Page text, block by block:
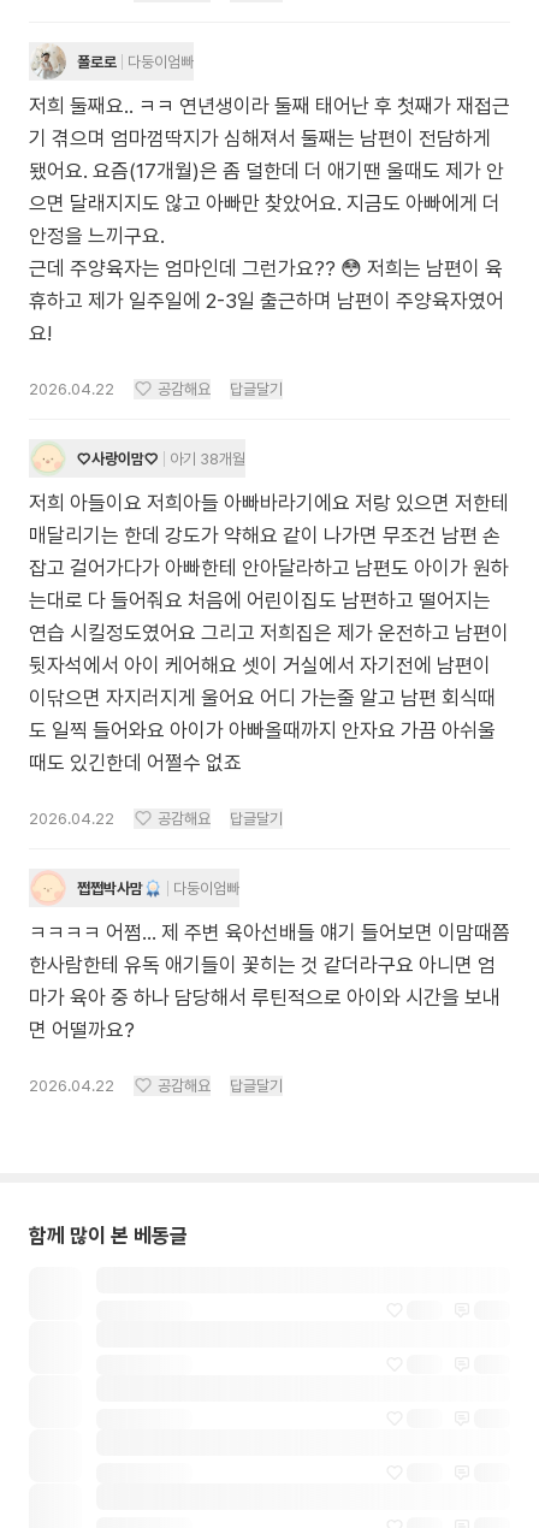
폴로로 다둥이엄빠
저희 둘째요.. ㅋㅋ 연년생이라 둘째 태어난 후 첫째가 재접근
기 겪으며 엄마껌딱지가 심해져서 둘째는 남편이 전담하게
됐어요. 요즘(17개월)은 좀 덜한데 더 애기땐 울때도 제가 안
으면 달래지지도 않고 아빠만 찾았어요. 지금도 아빠에게 더
안정을 느끼구요.
근데 주양육자는 엄마인데 그런가요?? 😳 저희는 남편이 육
휴하고 제가 일주일에 2-3일 출근하며 남편이 주양육자였어
요!
2026.04.22 공감해요 답글달기
♡사랑이맘♡ 아기 38개월
저희 아들이요 저희아들 아빠바라기에요 저랑 있으면 저한테
매달리기는 한데 강도가 약해요 같이 나가면 무조건 남편 손
잡고 걸어가다가 아빠한테 안아달라하고 남편도 아이가 원하
는대로 다 들어줘요 처음에 어린이집도 남편하고 떨어지는
연습 시킬정도였어요 그리고 저희집은 제가 운전하고 남편이
뒷자석에서 아이 케어해요 셋이 거실에서 자기전에 남편이
이닦으면 자지러지게 울어요 어디 가는줄 알고 남편 회식때
도 일찍 들어와요 아이가 아빠올때까지 안자요 가끔 아쉬울
때도 있긴한데 어쩔수 없죠
2026.04.22 공감해요 답글달기
쩝쩝박사맘 다둥이엄빠
ㅋㅋㅋㅋ 어쩜… 제 주변 육아선배들 얘기 들어보면 이맘때쯤
한사람한테 유독 애기들이 꽃히는 것 같더라구요 아니면 엄
마가 육아 중 하나 담당해서 루틴적으로 아이와 시간을 보내
면 어떨까요?
2026.04.22 공감해요 답글달기
함께 많이 본 베동글